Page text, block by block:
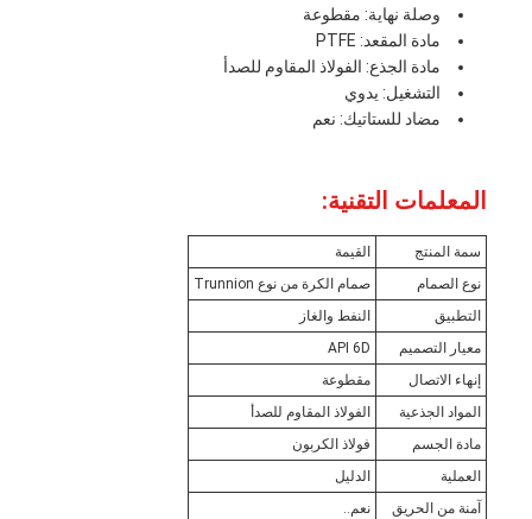
وصلة نهاية: مقطوعة
مادة المقعد: PTFE
مادة الجذع: الفولاذ المقاوم للصدأ
التشغيل: يدوي
مضاد للستاتيك: نعم
المعلمات التقنية:
سمة المنتج
القيمة
نوع الصمام
صمام الكرة من نوع Trunnion
التطبيق
النفط والغاز
معيار التصميم
API 6D
إنهاء الاتصال
مقطوعة
المواد الجذعية
الفولاذ المقاوم للصدأ
مادة الجسم
فولاذ الكربون
العملية
الدليل
آمنة من الحريق
نعم..